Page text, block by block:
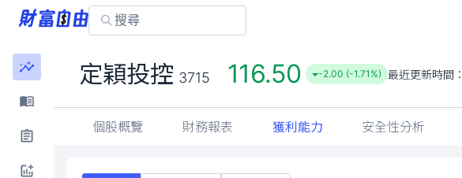
定穎投控 3715 116.50 -2.00 (-1.71%) 最近更新時間：
個股概覽 財務報表 獲利能力 安全性分析